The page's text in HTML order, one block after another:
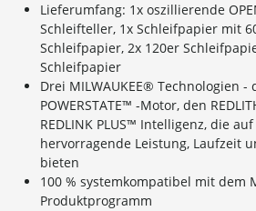
Lieferumfang: 1x oszillierende
Schleifteller, 1x Schleifpapier mit
Schleifpapier, 2x 120er
Schleifpapier
Drei MILWAUKEE® Technologien
POWERSTATE™ -Motor, den
REDLINK PLUS™ Intelligenz, die
hervorragende Leistung, Laufzeit
bieten
100 % systemkompatibel mit dem
Produktprogramm